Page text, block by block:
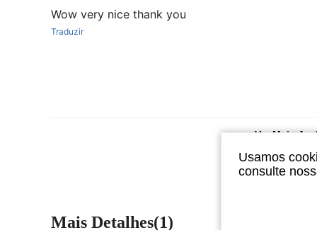
Wow very nice thank you
Traduzir
Ver Mais
Mais Detalhes(1)
Usamos
consulte